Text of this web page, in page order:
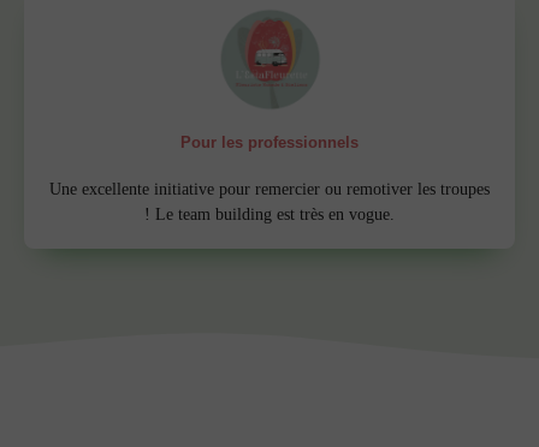
Pour les professionnels
Une excellente initiative pour remercier ou remotiver les troupes
! Le team building est très en vogue.